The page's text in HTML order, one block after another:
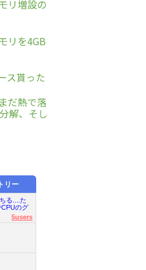
リ増設の
リを4GB
ス貰った
だ熱で落
解、そし
リー
る....た
のグ
5users